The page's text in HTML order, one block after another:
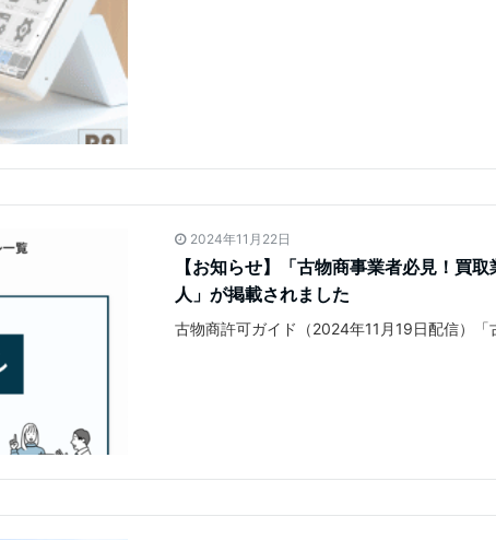
2024年11月22日
【お知らせ】「古物商事業者必見！買
人」が掲載されました
古物商許可ガイド（2024年11月19日配信）